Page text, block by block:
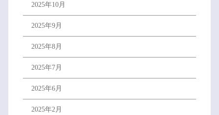
2025年10月
2025年9月
2025年8月
2025年7月
2025年6月
2025年2月